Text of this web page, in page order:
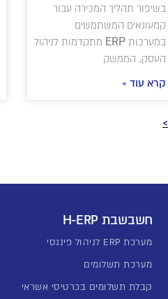
בשיפור תהליך המכירה עבור
קמעונאים המשתמשים
במערכות ERP מתקדמות לניהול
העסק. הממשק
קרא עוד »
>
חשבשבת H-ERP
מערכת ERP לניהול פיננסי
מערכת תשלומים
קבלת תשלומים בכרטיסי אשראי